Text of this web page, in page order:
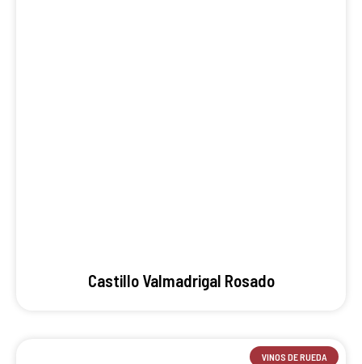
Castillo Valmadrigal Rosado
VINOS DE RUEDA